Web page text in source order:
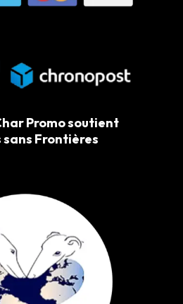
Promo soutient
sans Frontières